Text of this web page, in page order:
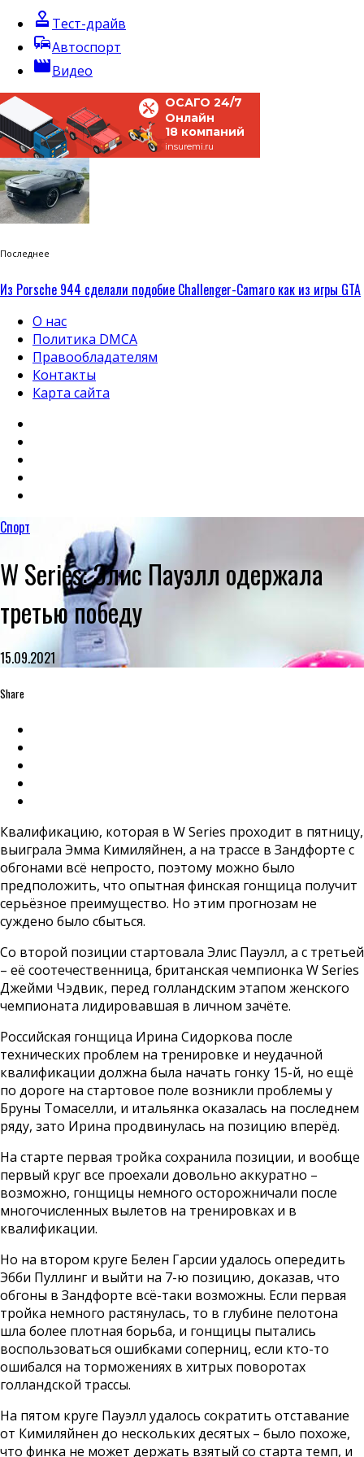
approval Тест-драйв
commuteАвтоспорт
movieВидео
ОСАГО 24/7
Онлайн
18 компаний
insuremi.ru
Последнее
Из Porsche 944 сделали подобие Challenger-Camaro как из игры GTA
О нас
Политика DMCA
Правообладателям
Контакты
Карта сайта
Спорт
W Series: Элис Пауэлл одержала
третью победу
15.09.2021
Share
Квалификацию, которая в W Series проходит в пятницу,
выиграла Эмма Кимиляйнен, а на трассе в Зандфорте с
обгонами всё непросто, поэтому можно было
предположить, что опытная финская гонщица получит
серьёзное преимущество. Но этим прогнозам не
суждено было сбыться.
Со второй позиции стартовала Элис Пауэлл, а с третьей
– её соотечественница, британская чемпионка W Series
Джейми Чэдвик, перед голландским этапом женского
чемпионата лидировавшая в личном зачёте.
Российская гонщица Ирина Сидоркова после
технических проблем на тренировке и неудачной
квалификации должна была начать гонку 15-й, но ещё
по дороге на стартовое поле возникли проблемы у
Бруны Томаселли, и итальянка оказалась на последнем
ряду, зато Ирина продвинулась на позицию вперёд.
На старте первая тройка сохранила позиции, и вообще
первый круг все проехали довольно аккуратно –
возможно, гонщицы немного осторожничали после
многочисленных вылетов на тренировках и в
квалификации.
Но на втором круге Белен Гарсии удалось опередить
Эбби Пуллинг и выйти на 7-ю позицию, доказав, что
обгоны в Зандфорте всё-таки возможны. Если первая
тройка немного растянулась, то в глубине пелотона
шла более плотная борьба, и гонщицы пытались
воспользоваться ошибками соперниц, если кто-то
ошибался на торможениях в хитрых поворотах
голландской трассы.
На пятом круге Пауэлл удалось сократить отставание
от Кимиляйнен до нескольких десятых – было похоже,
что финка не может держать взятый со старта темп, и